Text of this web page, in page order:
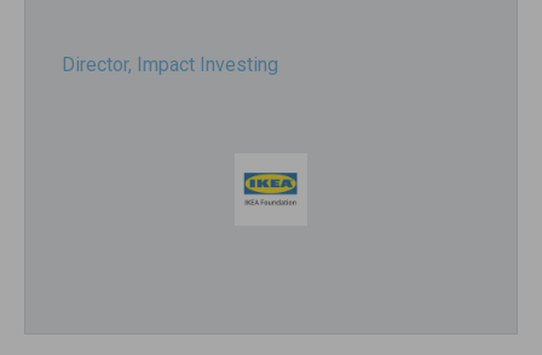
Director, Impact Investing
Impact consultant (manager)